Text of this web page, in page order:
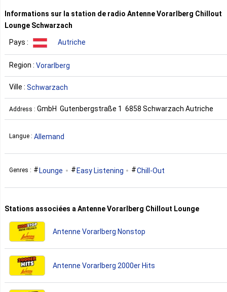
Informations sur la station de radio Antenne Vorarlberg Chillout
Lounge Schwarzach
Pays : Autriche
Region : Vorarlberg
Ville : Schwarzach
Address : GmbH Gutenbergstraße 1 6858 Schwarzach Autriche
Langue : Allemand
Genres : Lounge Easy Listening Chill-Out
Stations associées a Antenne Vorarlberg Chillout Lounge
Antenne Vorarlberg Nonstop
Antenne Vorarlberg 2000er Hits